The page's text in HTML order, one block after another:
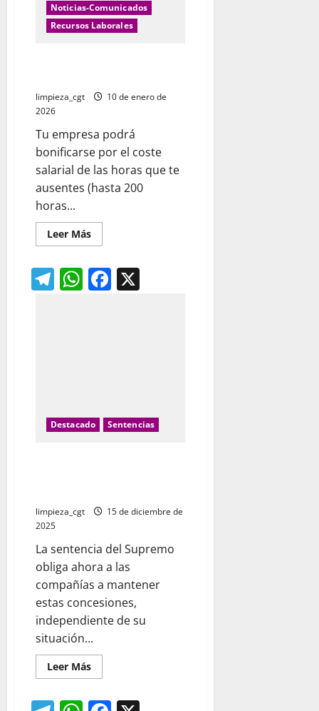
Noticias-Comunicados
Recursos Laborales
limpieza_cgt
10 de enero de
2026
Tu empresa podrá
bonificarse por el coste
salarial de las horas que te
ausentes (hasta 200
horas...
Leer MásLeer
más
PIF,
Permisos
Individuales
Telegram
WhatsApp
Facebook
Destacado Sentencias
limpieza_cgt
15 de diciembre de
2025
La sentencia del Supremo
obliga ahora a las
compañías a mantener
estas concesiones,
independiente de su
situación...
Leer MásLeer
más
El